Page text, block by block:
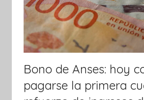
Bono de Anses: hoy
pagarse la primera